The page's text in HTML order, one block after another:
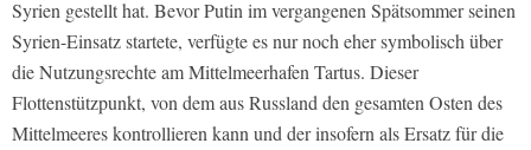
Syrien gestellt hat. Bevor Putin im vergangenen Spätsommer seinen
Syrien-Einsatz startete, verfügte es nur noch eher symbolisch über
die Nutzungsrechte am Mittelmeerhafen Tartus. Dieser
Flottenstützpunkt, von dem aus Russland den gesamten Osten des
Mittelmeeres kontrollieren kann und der insofern als Ersatz für die